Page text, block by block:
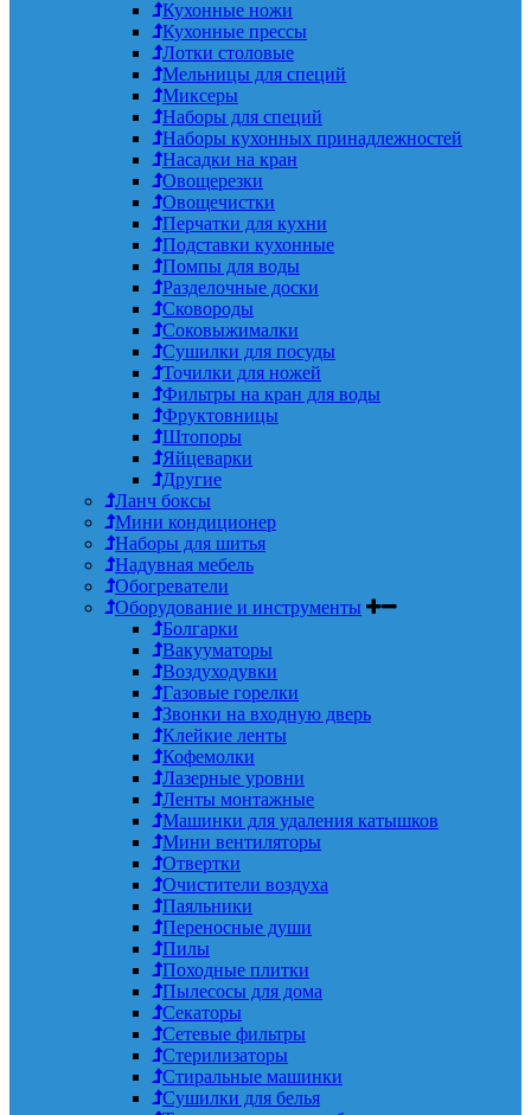
Кухонные ножи
Кухонные прессы
Лотки столовые
Мельницы для специй
Миксеры
Наборы для специй
Наборы кухонных принадлежностей
Насадки на кран
Овощерезки
Овощечистки
Перчатки для кухни
Подставки кухонные
Помпы для воды
Разделочные доски
Сковороды
Соковыжималки
Сушилки для посуды
Точилки для ножей
Фильтры на кран для воды
Фруктовницы
Штопоры
Яйцеварки
Другие
Ланч боксы
Мини кондиционер
Наборы для шитья
Надувная мебель
Обогреватели
Оборудование и инструменты
Болгарки
Вакууматоры
Воздуходувки
Газовые горелки
Звонки на входную дверь
Клейкие ленты
Кофемолки
Лазерные уровни
Ленты монтажные
Машинки для удаления катышков
Мини вентиляторы
Отвертки
Очистители воздуха
Паяльники
Переносные души
Пилы
Походные плитки
Пылесосы для дома
Секаторы
Сетевые фильтры
Стерилизаторы
Стиральные машинки
Сушилки для белья